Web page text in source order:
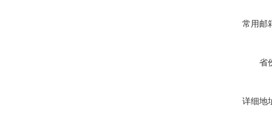
常用邮
省
详细地